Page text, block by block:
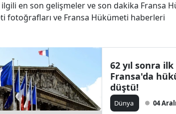
en son gelişmeler ve son dakika Fransa
fotoğrafları ve Fransa Hükümeti haberleri
62 yıl sonra ilk
Fransa'da
düştü!
Dünya 04